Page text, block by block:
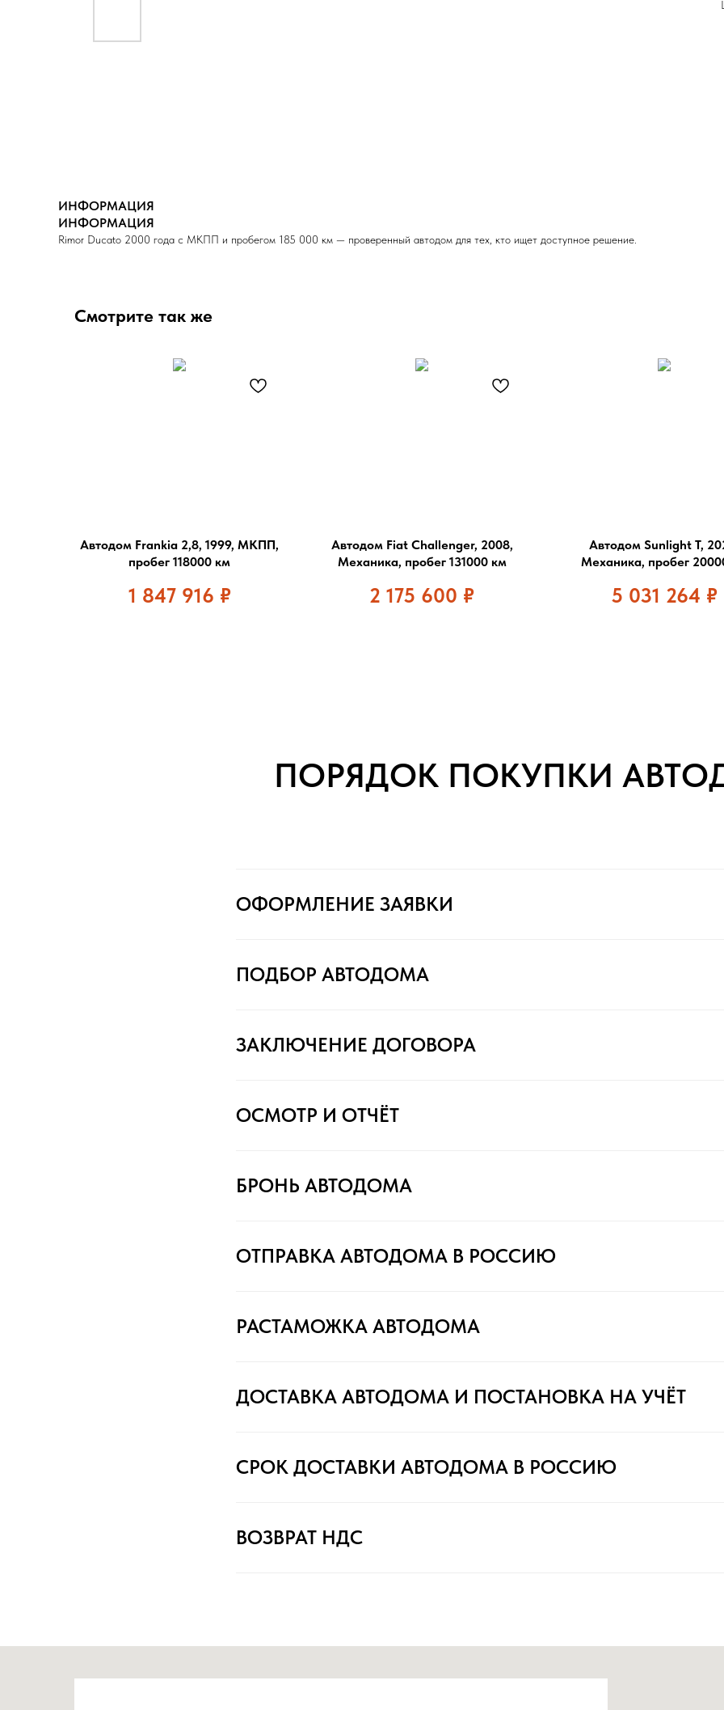
ИНФОРМАЦИЯ
ИНФОРМАЦИЯ
Rimor Ducato 2000 года с МКПП и пробегом 185 000 км — проверенный автодом для тех, кто ищет доступное решение.
Смотрите так же
Автодом Frankia 2,8, 1999, МКПП,
пробег 118000 км
1 847 916 ₽
Автодом Fiat Challenger, 2008,
Механика, пробег 131000 км
2 175 600 ₽
Автодом Sunlight T,
Механика, пробег
5 031 264 ₽
ПОРЯДОК ПОКУПКИ
ОФОРМЛЕНИЕ ЗАЯВКИ
ПОДБОР АВТОДОМА
ЗАКЛЮЧЕНИЕ ДОГОВОРА
ОСМОТР И ОТЧЁТ
БРОНЬ АВТОДОМА
ОТПРАВКА АВТОДОМА В РОССИЮ
РАСТАМОЖКА АВТОДОМА
ДОСТАВКА АВТОДОМА И ПОСТАНОВКА НА УЧЁТ
СРОК ДОСТАВКИ АВТОДОМА В РОССИЮ
ВОЗВРАТ НДС